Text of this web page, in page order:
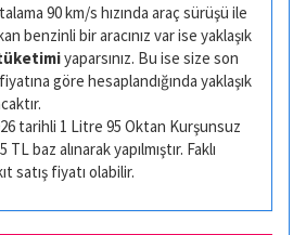
90 km/s hızında araç sürüşü ile
benzinli bir aracınız var ise yaklaşık
yaparsınız. Bu ise size son
göre hesaplandığında yaklaşık
tarihli 1 Litre 95 Oktan Kurşunsuz
baz alınarak yapılmıştır. Faklı
satış fiyatı olabilir.